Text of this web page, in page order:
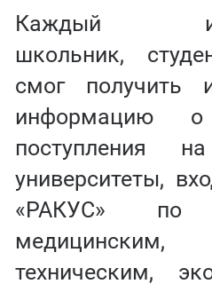
Каждый
школьник,
смог получить
информацию о
поступления
университеты,
«РАКУС»
техническим,